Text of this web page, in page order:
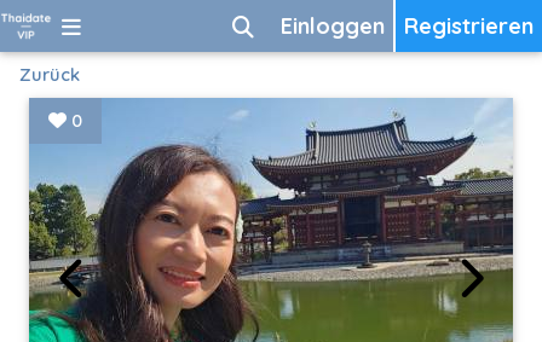
Registrieren
Einloggen
Zurück
0